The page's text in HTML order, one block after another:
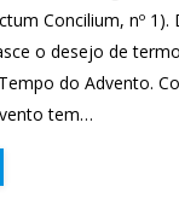
Concilium, nº 1).
o desejo de
do Advento.
tem…